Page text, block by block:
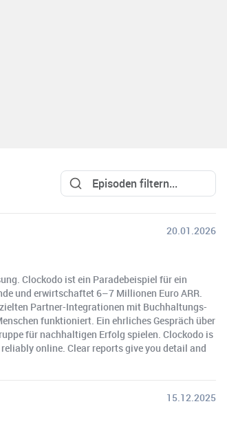
20.01.2026
Clockodo ist ein Paradebeispiel für ein
und erwirtschaftet 6–7 Millionen Euro ARR.
Partner-Integrationen mit Buchhaltungs-
funktioniert. Ein ehrliches Gespräch über
für nachhaltigen Erfolg spielen. Clockodo is
online. Clear reports give you detail and
15.12.2025